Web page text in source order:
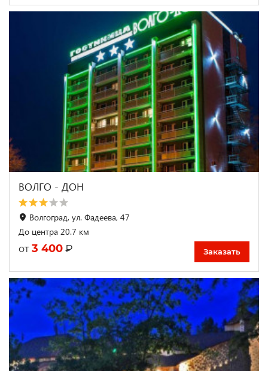
ВОЛГО - ДОН
Волгоград, ул. Фадеева, 47
До центра 20.7 км
от 3 400 ₽ Заказать